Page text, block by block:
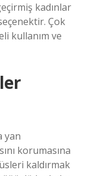
kadınlar
Çok
kullanım ve
yan
korumasına
kaldırmak